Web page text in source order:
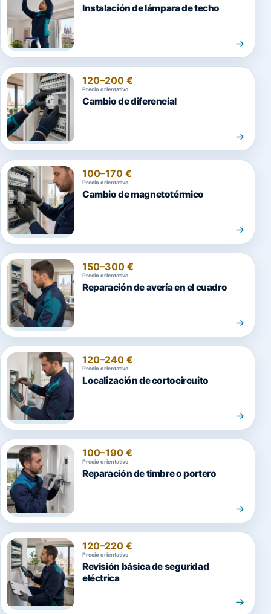
Instalación de lámpara de techo
120–200 €
Precio orientativo
Cambio de diferencial
100–170 €
Precio orientativo
Cambio de magnetotérmico
150–300 €
Precio orientativo
Reparación de avería en el cuadro
120–240 €
Precio orientativo
Localización de cortocircuito
100–190 €
Precio orientativo
Reparación de timbre o portero
120–220 €
Precio orientativo
Revisión básica de seguridad
eléctrica